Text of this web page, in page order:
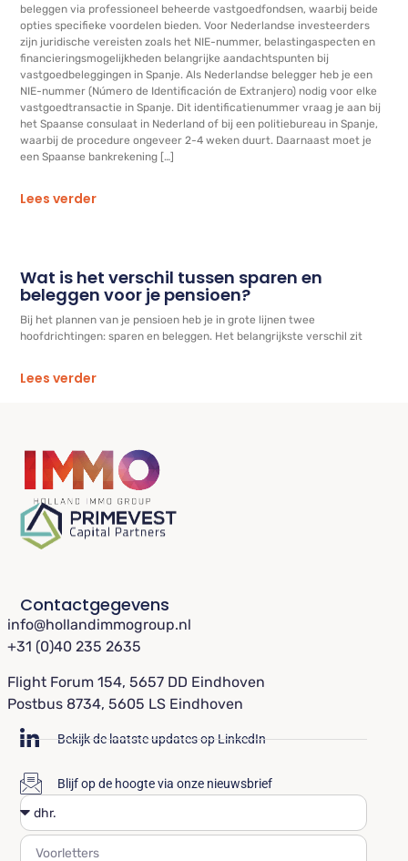
beleggen via professioneel beheerde vastgoedfondsen, waarbij beide
opties specifieke voordelen bieden. Voor Nederlandse investeerders
zijn juridische vereisten zoals het NIE-nummer, belastingaspecten en
financieringsmogelijkheden belangrijke aandachtspunten bij
vastgoedbeleggingen in Spanje. Als Nederlandse belegger heb je een
NIE-nummer (Número de Identificación de Extranjero) nodig voor elke
vastgoedtransactie in Spanje. Dit identificatienummer vraag je aan bij
het Spaanse consulaat in Nederland of bij een politiebureau in Spanje,
waarbij de procedure ongeveer 2-4 weken duurt. Daarnaast moet je
een Spaanse bankrekening […]
Lees verder
Wat is het verschil tussen sparen en
beleggen voor je pensioen?
Bij het plannen van je pensioen heb je in grote lijnen twee
hoofdrichtingen: sparen en beleggen. Het belangrijkste verschil zit
Lees verder
Contactgegevens
info@hollandimmogroup.nl
+31 (0)40 235 2635
Flight Forum 154, 5657 DD Eindhoven
Postbus 8734, 5605 LS Eindhoven
Bekijk de laatste updates op LinkedIn
Blijf op de hoogte via onze nieuwsbrief